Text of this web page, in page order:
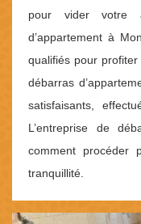
pour vider votre
d’appartement à
qualifiés pour profiter
débarras
satisfaisants,
L’entreprise de
comment procéder
tranquillité.